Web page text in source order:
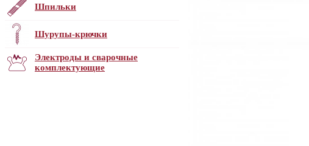
Шпильки
Шурупы-крючки
Электроды и сварочные
комплектующие